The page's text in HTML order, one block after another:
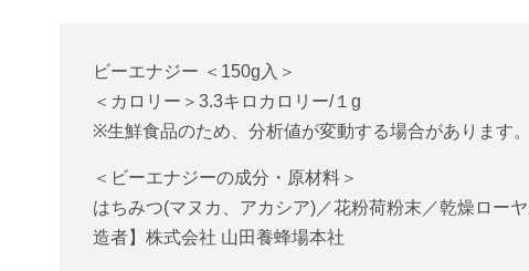
ビーエナジー ＜ 150g入 ＞
＜カロリー＞3.3キロカロリー/１g
※生鮮食品のため、分析値が変動する場合があります。
＜ビーエナジーの成分・原材料＞
はちみつ(マヌカ、アカシア)／花粉荷粉末／乾燥ロー
造者】株式会社 山田養蜂場本社